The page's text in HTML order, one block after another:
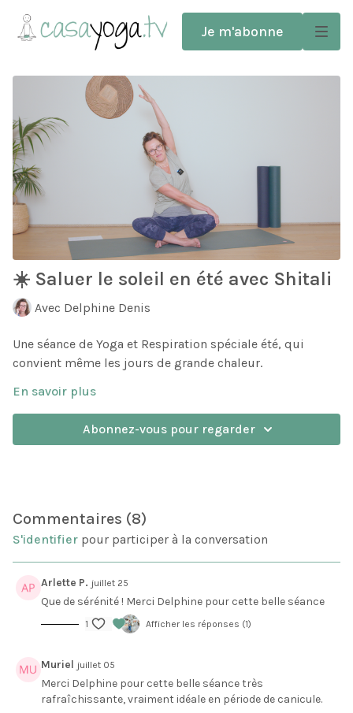
Je m'abonne
☀️ Saluer le soleil en été avec Shitali
Avec Delphine Denis
Une séance de Yoga et Respiration spéciale été, qui
convient même les jours de grande chaleur.
Célébrer le soleil ne veut pas dire s'y consumer : nous
ralenties et portées par le mantra Aum Surya Namah. Le
fil de la pratique, c'est Shitali, la respiration
En savoir plus
Abonnez-vous pour regarder
Commentaires (8)
S'identifier pour participer à la conversation
Arlette P. juillet 25
Que de sérénité ! Merci Delphine pour cette belle séance
1 Afficher les réponses (1)
Muriel juillet 05
Merci Delphine pour cette belle séance très
rafraîchissante, vraiment idéale en période de canicule.